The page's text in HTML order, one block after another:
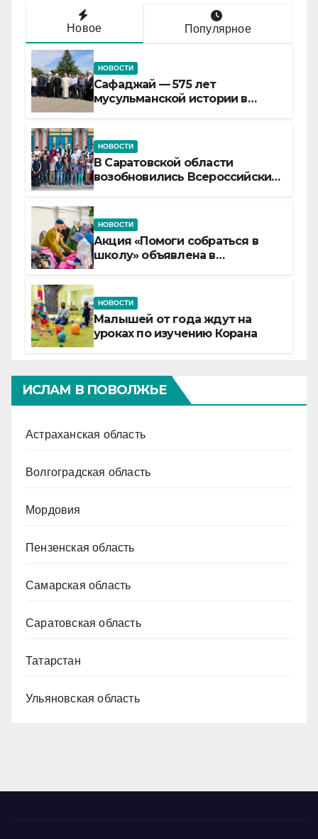
Новое Популярное
НОВОСТИ
Сафаджай — 575 лет
мусульманской истории в
НОВОСТИ
В Саратовской области
возобновились Всероссийские
НОВОСТИ
Акция «Помоги собраться в
школу» объявлена в
НОВОСТИ
Малышей от года ждут на
уроках по изучению Корана
ИСЛАМ В ПОВОЛЖЬЕ
Астраханская область
Волгоградская область
Мордовия
Пензенская область
Самарская область
Саратовская область
Татарстан
Ульяновская область